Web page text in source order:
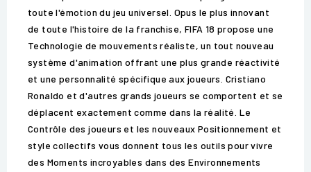
toute l'émotion du jeu universel. Opus le plus innovant
de toute l'histoire de la franchise, FIFA 18 propose une
Technologie de mouvements réaliste, un tout nouveau
système d'animation offrant une plus grande réactivité
et une personnalité spécifique aux joueurs. Cristiano
Ronaldo et d'autres grands joueurs se comportent et se
déplacent exactement comme dans la réalité. Le
Contrôle des joueurs et les nouveaux Positionnement et
style collectifs vous donnent tous les outils pour vivre
des Moments incroyables dans des Environnements